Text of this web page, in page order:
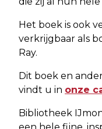
Het boek is ook
verkrijgbaar als
Ray.
Dit boek en
vindt u in onze
Bibliotheek